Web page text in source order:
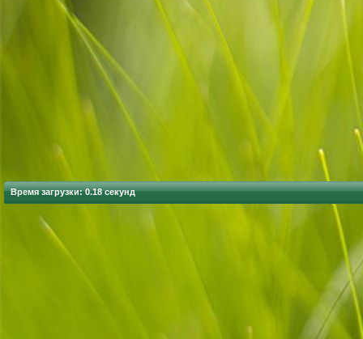
Время загрузки: 0.18 секунд